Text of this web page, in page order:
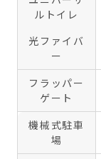
ルトイレ
光ファイバ
ー
フラッパー
ゲート
機械式駐車
場